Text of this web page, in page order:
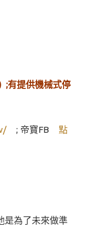
;有提供機械式停
; 帝寶FB 點
是為了未來做準